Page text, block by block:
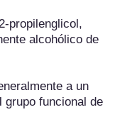
propilenglicol,
alcohólico de
a un
grupo funcional de